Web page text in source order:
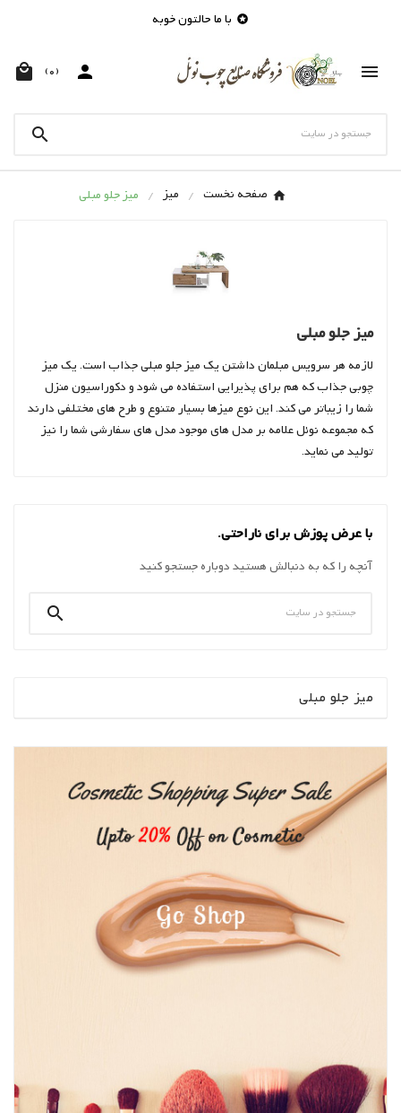
 با ما حالتون خوبه


 (0)

صفحه نخست میز میز جلو مبلی
میز جلو مبلی
لازمه هر سرویس مبلمان داشتن یک میز جلو مبلی جذاب است. یک میز
چوبی جذاب که هم برای پذیرایی استفاده می شود و دکوراسیون منزل
شما را زیباتر می کند. این نوع میزها بسیار متنوع و طرح های مختلفی دارند
که مجموعه نوئل علامه بر مدل های موجود مدل های سفارشی شما را نیز
تولید می نماید.
با عرض پوزش برای ناراحتی.
آنچه را که به دنبالش هستید دوباره جستجو کنید

میز جلو مبلی